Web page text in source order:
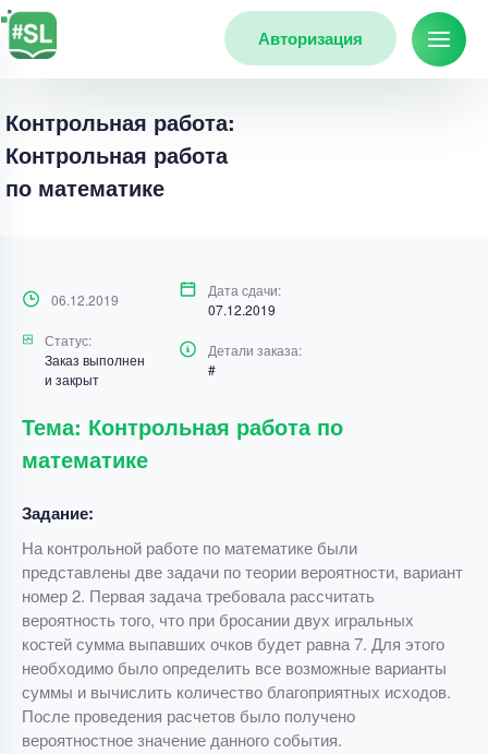
Авторизация
Контрольная работа:
Контрольная работа
по математике
06.12.2019
Дата сдачи:
07.12.2019
Статус:
Заказ выполнен
и закрыт
Детали заказа:
#
Тема: Контрольная работа по
математике
Задание:
На контрольной работе по математике были
представлены две задачи по теории вероятности, вариант
номер 2. Первая задача требовала рассчитать
вероятность того, что при бросании двух игральных
костей сумма выпавших очков будет равна 7. Для этого
необходимо было определить все возможные варианты
суммы и вычислить количество благоприятных исходов.
После проведения расчетов было получено
вероятностное значение данного события.